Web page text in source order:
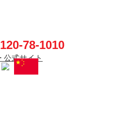
78-1010
公式サイト